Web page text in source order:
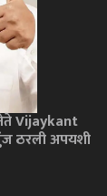
Vijaykant
ठरली अपयशी